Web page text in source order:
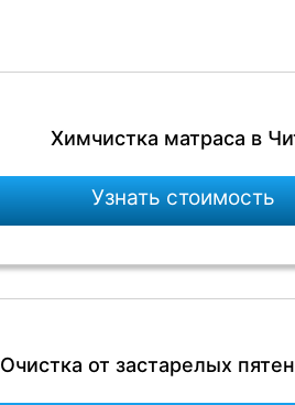
Химчистка матраса в
Узнать стоимость
Очистка от застарелых